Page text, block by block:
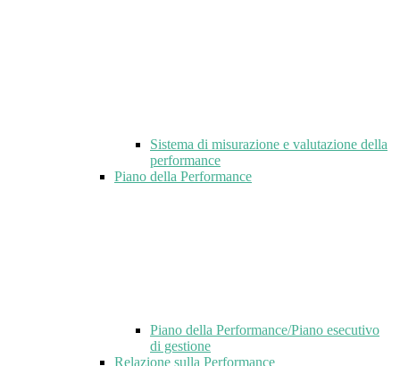
Sistema di misurazione e valutazione della
performance
Piano della Performance
Piano della Performance/Piano esecutivo
di gestione
Relazione sulla Performance